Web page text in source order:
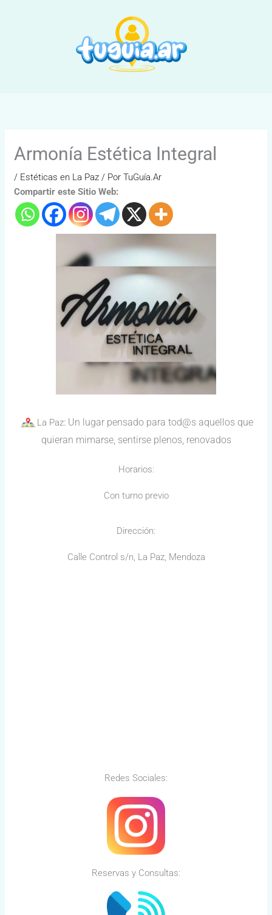
Armonía Estética Integral
/ Estéticas en La Paz / PorTuGuía.Ar
Compartir este Sitio Web:
La Paz: Un lugar pensado para tod@s aquellos que
quieran mimarse, sentirse plenos, renovados
Horarios:
Con turno previo
Dirección:
Calle Control s/n, La Paz, Mendoza
Redes Sociales:
Reservas y Consultas: